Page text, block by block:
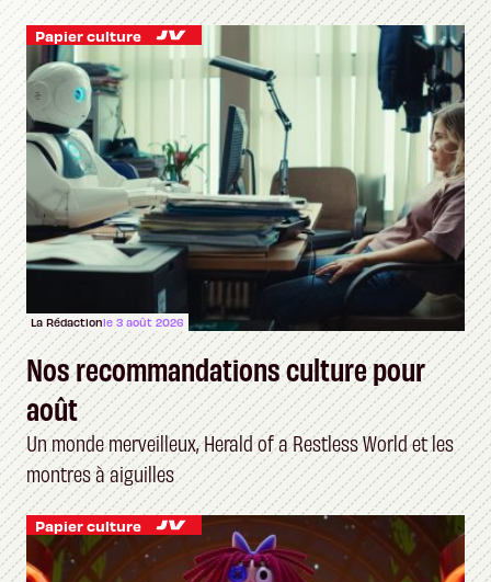
Papier culture
La Rédactionle 3 août 2026
Nos recommandations culture pour
août
Un monde merveilleux, Herald of a Restless World et les
montres à aiguilles
Papier culture